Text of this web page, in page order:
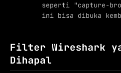
seperti "capture-
ini bisa dibuka
Filter Wireshark
Dihapal